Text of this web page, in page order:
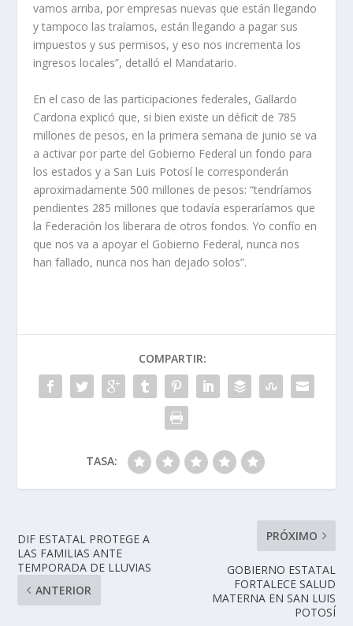
vamos arriba, por empresas nuevas que están llegando
y tampoco las traíamos, están llegando a pagar sus
impuestos y sus permisos, y eso nos incrementa los
ingresos locales”, detalló el Mandatario.
En el caso de las participaciones federales, Gallardo
Cardona explicó que, si bien existe un déficit de 785
millones de pesos, en la primera semana de junio se va
a activar por parte del Gobierno Federal un fondo para
los estados y a San Luis Potosí le corresponderán
aproximadamente 500 millones de pesos: “tendríamos
pendientes 285 millones que todavía esperaríamos que
la Federación los liberara de otros fondos. Yo confío en
que nos va a apoyar el Gobierno Federal, nunca nos
han fallado, nunca nos han dejado solos”.
COMPARTIR:
TASA:
DIF ESTATAL PROTEGE A
LAS FAMILIAS ANTE
TEMPORADA DE LLUVIAS
ANTERIOR
PRÓXIMO
GOBIERNO ESTATAL
FORTALECE SALUD
MATERNA EN SAN LUIS
POTOSÍ